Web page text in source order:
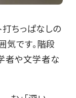
ちっぱなしの
気です。階段
者や文学者な